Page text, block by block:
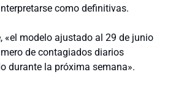
como definitivas.
«el modelo ajustado al 29 de junio
de contagiados diarios
durante la próxima semana».